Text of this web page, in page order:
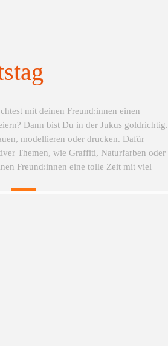
mit deinen Freund:innen einen
Dann bist Du in der Jukus goldrichtig.
modellieren oder drucken. Dafür
Themen, wie Graffiti, Naturfarben oder
Freund:innen eine tolle Zeit mit viel